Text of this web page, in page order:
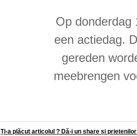
Op donderdag
een actiedag.
gereden
meebrengen
Ți-a plăcut articolul ? Dă-i un share și